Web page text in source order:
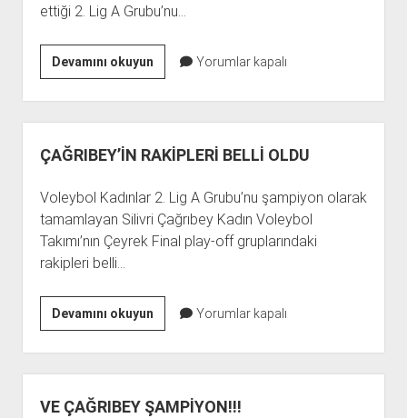
ettiği 2. Lig A Grubu’nu…
Devamını okuyunÇAĞRIBEY
PLAY-
OFF’A
HAZIR
Yorumlar kapalı
ÇAĞRIBEY’İN RAKİPLERİ BELLİ OLDU
Voleybol Kadınlar 2. Lig A Grubu’nu şampiyon olarak
tamamlayan Silivri Çağrıbey Kadın Voleybol
Takımı’nın Çeyrek Final play-off gruplarındaki
rakipleri belli…
Devamını okuyunÇAĞRIBEY’İN
RAKİPLERİ
BELLİ
OLDU
Yorumlar kapalı
VE ÇAĞRIBEY ŞAMPİYON!!!